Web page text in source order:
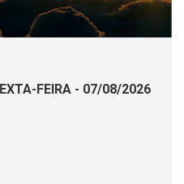
FEIRA - 07/08/2026